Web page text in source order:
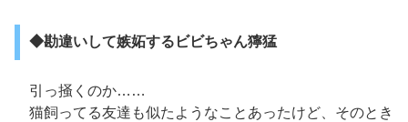
◆勘違いして嫉妬するビビちゃん獰猛
引っ掻くのか……
猫飼ってる友達も似たようなことあったけど、そのとき